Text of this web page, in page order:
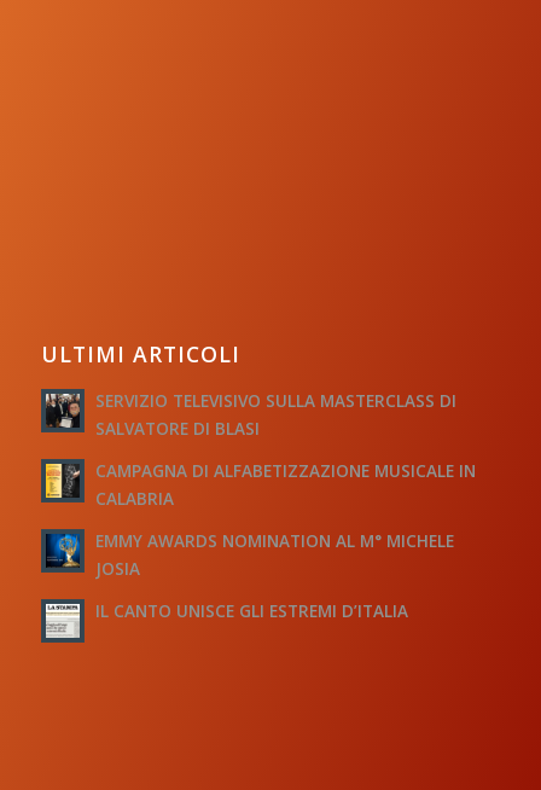
ULTIMI ARTICOLI
SERVIZIO TELEVISIVO SULLA MASTERCLASS DI
SALVATORE DI BLASI
CAMPAGNA DI ALFABETIZZAZIONE MUSICALE IN
CALABRIA
EMMY AWARDS NOMINATION AL M° MICHELE
JOSIA
IL CANTO UNISCE GLI ESTREMI D’ITALIA